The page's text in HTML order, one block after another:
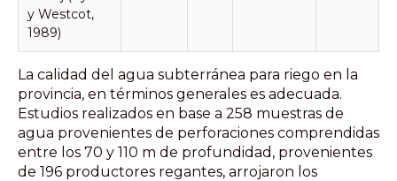
y Westcot,
1989)
La calidad del agua subterránea para riego en la
provincia, en términos generales es adecuada.
Estudios realizados en base a 258 muestras de
agua provenientes de perforaciones comprendidas
entre los 70 y 110 m de profundidad, provenientes
de 196 productores regantes, arrojaron los